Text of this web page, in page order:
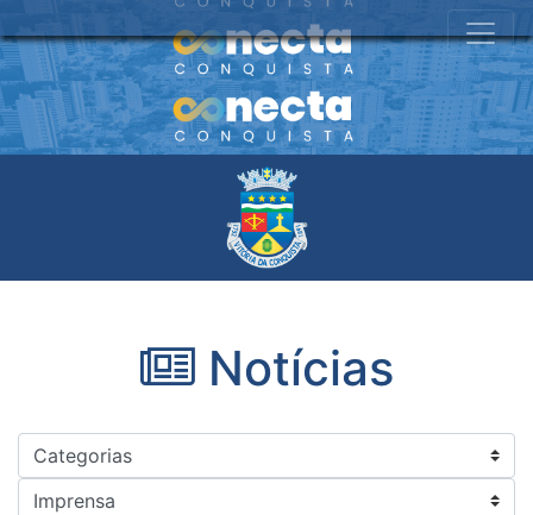
Notícias